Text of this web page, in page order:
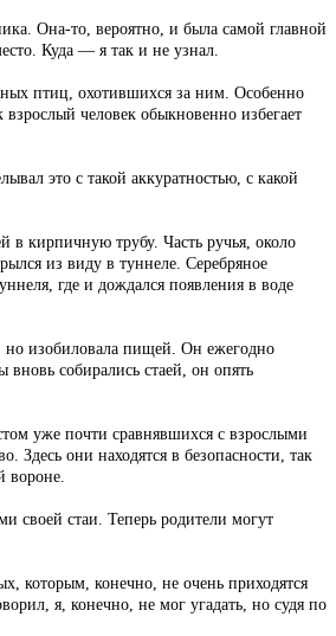
Она-то, вероятно, и была самой главной
Куда — я так и не узнал.
птиц, охотившихся за ним. Особенно
человек обыкновенно избегает
это с такой аккуратностью, с какой
в кирпичную трубу. Часть ручья, около
из виду в туннеле. Серебряное
где и дождался появления в воде
но изобиловала пищей. Он ежегодно
вновь собирались стаей, он опять
уже почти сравнявшихся с взрослыми
Здесь они находятся в безопасности, так
вороне.
своей стаи. Теперь родители могут
которым, конечно, не очень приходятся
я, конечно, не мог угадать, но судя по